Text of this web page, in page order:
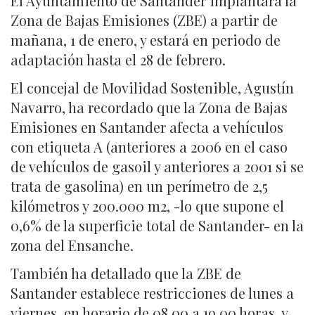
Zona de Bajas Emisiones (ZBE) a partir de
mañana, 1 de enero, y estará en periodo de
adaptación hasta el 28 de febrero.
El concejal de Movilidad Sostenible, Agustín
Navarro, ha recordado que la Zona de Bajas
Emisiones en Santander afecta a vehículos
con etiqueta A (anteriores a 2006 en el caso
de vehículos de gasoil y anteriores a 2001 si se
trata de gasolina) en un perímetro de 2,5
kilómetros y 200.000 m2, -lo que supone el
0,6% de la superficie total de Santander- en la
zona del Ensanche.
También ha detallado que la ZBE de
Santander establece restricciones de lunes a